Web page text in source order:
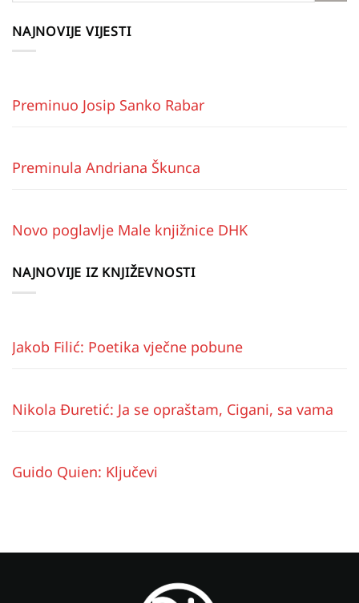
NAJNOVIJE VIJESTI
Preminuo Josip Sanko Rabar
Preminula Andriana Škunca
Novo poglavlje Male knjižnice DHK
NAJNOVIJE IZ KNJIŽEVNOSTI
Jakob Filić: Poetika vječne pobune
Nikola Đuretić: Ja se opraštam, Cigani, sa vama
Guido Quien: Ključevi